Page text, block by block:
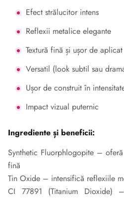
Efect strălucitor intens
Reflexii metalice elegante
Textură fină și ușor de aplicat
Versatil (look subtil sau
Ușor de construit în
Impact vizual puternic
Ingrediente și beneficii:
Synthetic Fluorphlogopite –
fină
Tin Oxide – intensifică reflexiile
CI 77891 (Titanium Dioxide)